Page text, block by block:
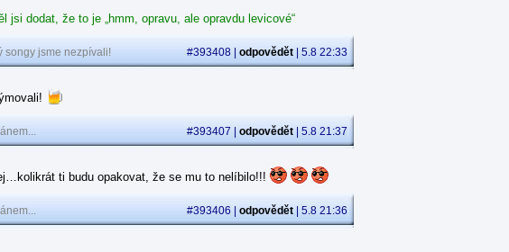
jsi dodat, že to je „hmm, opravu, ale opravdu levicové“
songy jsme nezpívali! #393408 | odpovědět | 5.8 22:33
#393407 | odpovědět | 5.8 21:37
ti budu opakovat, že se mu to nelíbilo!!!
#393406 | odpovědět | 5.8 21:36